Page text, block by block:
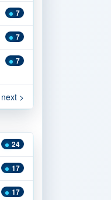
7
7
7
next >
24
17
17